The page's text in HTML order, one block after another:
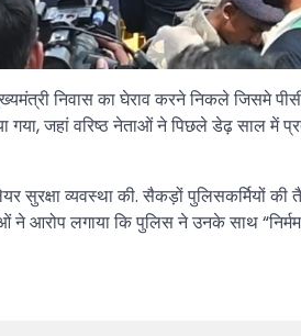
निवास का घेराव करने निकले जिसमे
गया, जहां वरिष्ठ नेताओं ने पिछले डेढ़ साल
व्यवस्था की. सैकड़ों पुलिसकर्मियों
लगाया कि पुलिस ने उनके साथ “निर्मम